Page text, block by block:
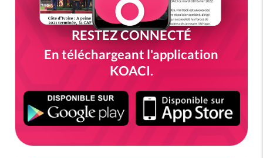
RESTEZ CONNECTÉ
En téléchargeant l'application
KOACI.